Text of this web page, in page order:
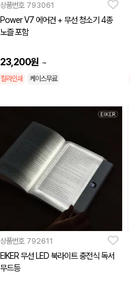
상품번호 793061
Power V7 에어건 + 무선 청소기 4종
노즐 포함
23,200원 ~
칼라인쇄 케이스무료
상품번호 792611
EIKER 무선 LED 북라이트 충전식 독서
무드등